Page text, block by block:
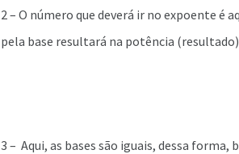
2 – O número que deverá ir no expoente é
pela base resultará na potência
3 – Aqui, as bases são iguais, dessa